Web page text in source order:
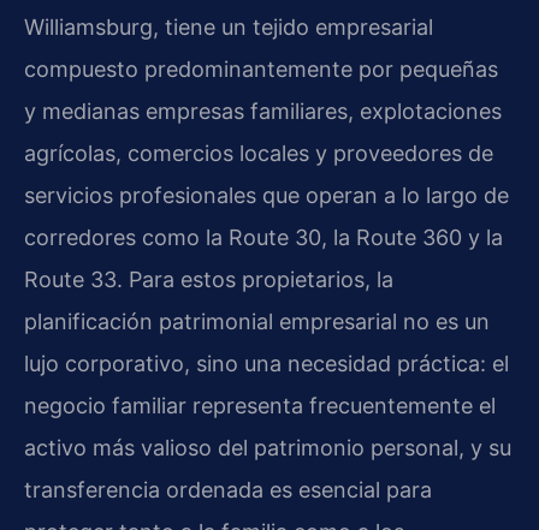
Williamsburg, tiene un tejido empresarial
compuesto predominantemente por pequeñas
y medianas empresas familiares, explotaciones
agrícolas, comercios locales y proveedores de
servicios profesionales que operan a lo largo de
corredores como la Route 30, la Route 360 y la
Route 33. Para estos propietarios, la
planificación patrimonial empresarial no es un
lujo corporativo, sino una necesidad práctica: el
negocio familiar representa frecuentemente el
activo más valioso del patrimonio personal, y su
transferencia ordenada es esencial para